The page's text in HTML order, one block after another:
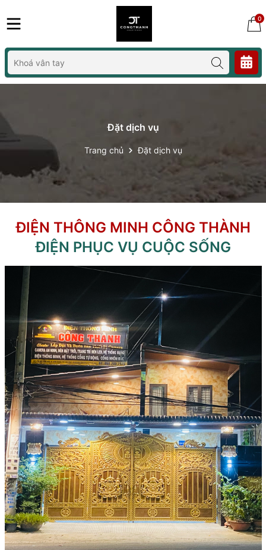
0
Đặt dịch vụ
Trang chủ Đặt dịch vụ
ĐIỆN THÔNG MINH CÔNG THÀNH
ĐIỆN PHỤC VỤ CUỘC SỐNG